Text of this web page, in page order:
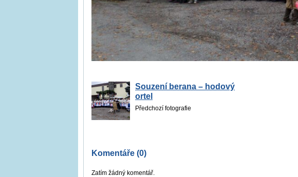
Souzení berana – hodový
ortel
Předchozí fotografie
Komentáře (0)
Zatím žádný komentář.